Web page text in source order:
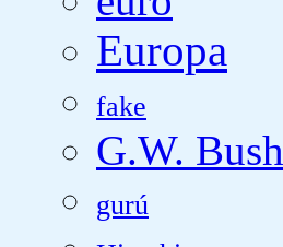
Europa
fake
G.W. Bush
gurú